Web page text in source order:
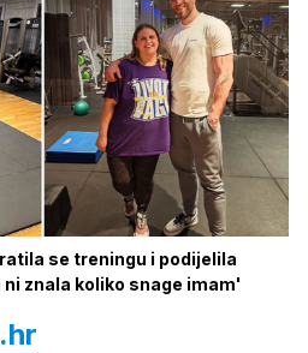
se treningu i podijelila
znala koliko snage imam'